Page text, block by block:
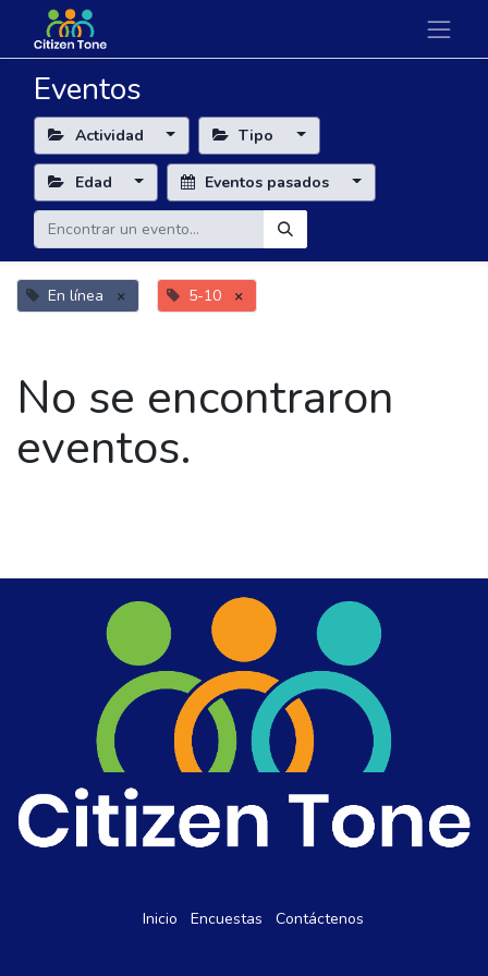
Eventos
Actividad Tipo
Edad Eventos pasados
En línea × 5-10 ×
No se encontraron
eventos.
Inicio Encuestas Contáctenos